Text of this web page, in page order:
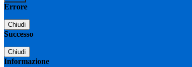
Errore
Chiudi
Successo
Chiudi
Informazione